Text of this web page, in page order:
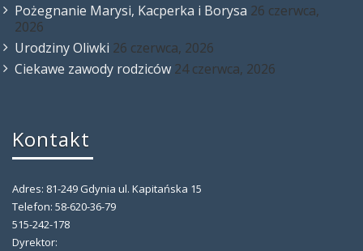
Pożegnanie Marysi, Kacperka i Borysa 26 czerwca,
2026
Urodziny Oliwki 26 czerwca, 2026
Ciekawe zawody rodziców 24 czerwca, 2026
Kontakt
Adres: 81-249 Gdynia ul. Kapitańska 15
Telefon: 58-620-36-79
515-242-178
Dyrektor: